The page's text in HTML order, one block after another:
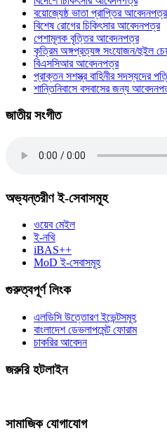
বয়োজ্যেষ্ঠ ভাতা প্রাপ্তির আবেদনপত্র
বিশেষ রোগের চিকিৎসার আবেদনপত্র
পেশামূলক বৃত্তির আবেদনপত্র
কৃত্রিম অঙ্গপ্রত্যঙ্গ সংযোজন/হুইল
বিএসসিআর আবেদনপত্র
প্রাক্তন সশস্ত্র বাহিনীর সদস্যদের
শান্তিনিবাসে বসবাসের জন্য
জাতীয় সংগীত
অভ্যন্তরীণ ই-সেবাসমূহ
ওয়েব মেইল
ই-নথি
iBAS++
MoD ই-সেবাসমূহ
গুরুত্বপূর্ণ লিংক
এলডিসি উত্তোরণ ইভেন্টসমূহ
বাংলাদেশ ডেভলাপমেন্ট ফোরাম
চাকরির আবেদন
জরুরি হটলাইন
সামাজিক যোগাযোগ